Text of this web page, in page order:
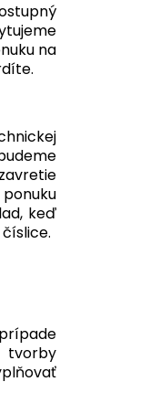
na
keď
tvorby